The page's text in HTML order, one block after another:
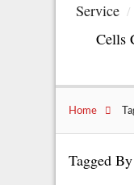
Service
Cells
Home
Tagged